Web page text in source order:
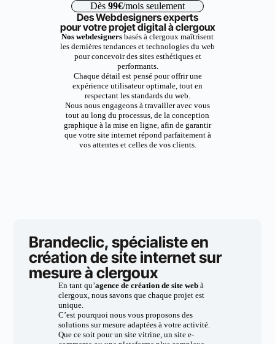
Dès 99€/mois seulement
Des Webdesigners experts
pour votre projet digital à clergoux
Nos webdesigners basés à clergoux maîtrisent
les dernières tendances et technologies du web
pour concevoir des sites esthétiques et
performants.
Chaque détail est pensé pour offrir une
expérience utilisateur optimale, tout en
respectant les standards du web.
Nous nous engageons à travailler avec vous
tout au long du processus, de la conception
graphique à la mise en ligne, afin de garantir
que votre site internet répond parfaitement à
vos attentes et celles de vos clients.
Brandeclic, spécialiste en
création de site internet sur
mesure à clergoux
En tant qu’agence de création de site webà
clergoux, nous savons que chaque projet est
unique.
C’est pourquoi nous vous proposons des
solutions sur mesure adaptées à votre activité.
Que ce soit pour un site vitrine, un site e-